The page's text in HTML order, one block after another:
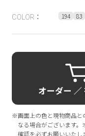
COLOR： 194 83
オーダー ／
※画面上の色と現物商品と
なる場合がございます
確認を必ずお願いいたし